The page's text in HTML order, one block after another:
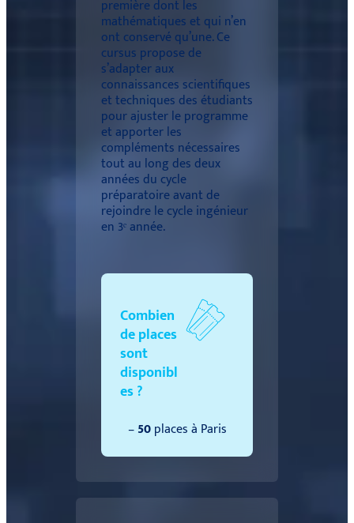
première dont les
mathématiques et qui n’en
ont conservé qu’une. Ce
cursus propose de
s’adapter aux
connaissances scientifiques
et techniques des étudiants
pour ajuster le programme
et apporter les
compléments nécessaires
tout au long des deux
années du cycle
préparatoire avant de
rejoindre le cycle ingénieur
en 3ᵉ année.
Combien
de places
sont
disponibl
es ?
–50places à Paris